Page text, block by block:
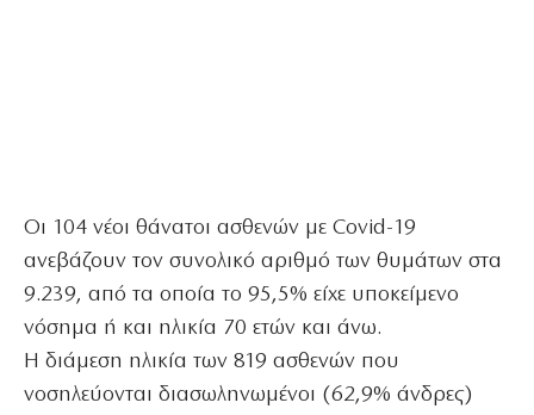
Οι 104 νέοι θάνατοι ασθενών με Covid-19
ανεβάζουν τον συνολικό αριθμό των θυμάτων στα
9.239, από τα οποία το 95,5% είχε υποκείμενο
νόσημα ή και ηλικία 70 ετών και άνω.
Η διάμεση ηλικία των 819 ασθενών που
νοσηλεύονται διασωληνωμένοι (62,9% άνδρες)